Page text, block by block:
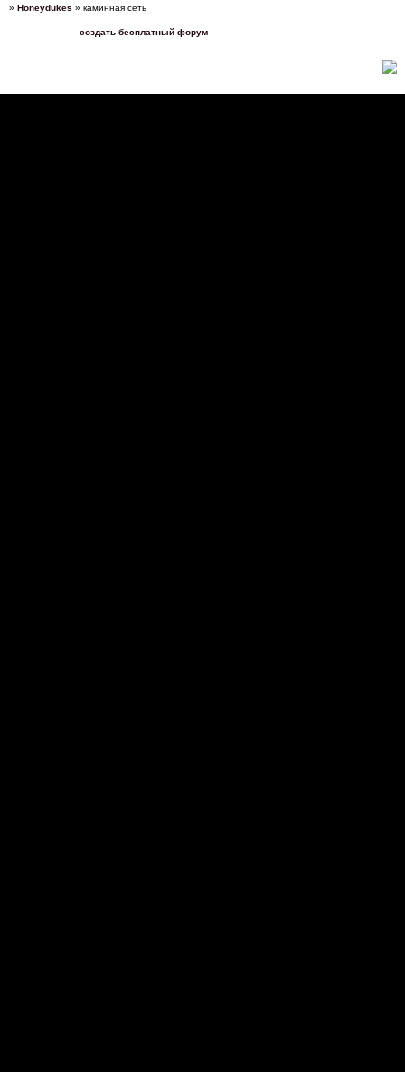
» Honeydukes » каминная сеть
создать бесплатный форум